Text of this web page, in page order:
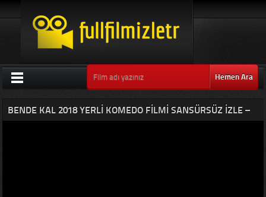
Hemen Ara
BENDE KAL 2018 YERLI KOMEDO FILMI SANSÜRSÜZ IZLE –